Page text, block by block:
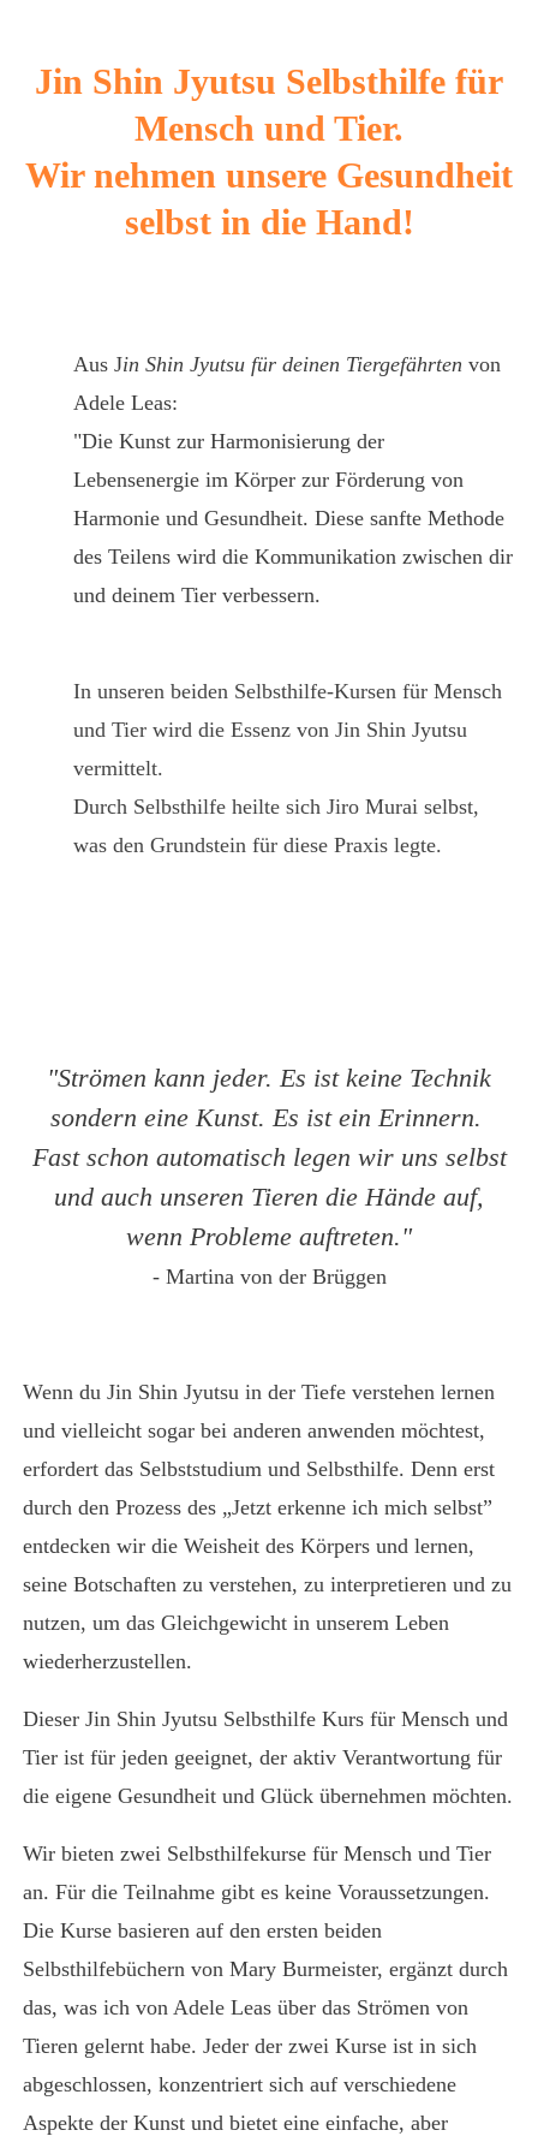
Jin Shin Jyutsu Selbsthilfe für
Mensch und Tier.
Wir nehmen unsere Gesundheit
selbst in die Hand!
Aus Jin Shin Jyutsu für deinen Tiergefährten von
Adele Leas:
"Die Kunst zur Harmonisierung der
Lebensenergie im Körper zur Förderung von
Harmonie und Gesundheit. Diese sanfte Methode
des Teilens wird die Kommunikation zwischen dir
und deinem Tier verbessern.
In unseren beiden Selbsthilfe-Kursen für Mensch
und Tier wird die Essenz von Jin Shin Jyutsu
vermittelt.
Durch Selbsthilfe heilte sich Jiro Murai selbst,
was den Grundstein für diese Praxis legte.
"Strömen kann jeder. Es ist keine Technik
sondern eine Kunst. Es ist ein Erinnern.
Fast schon automatisch legen wir uns selbst
und auch unseren Tieren die Hände auf,
wenn Probleme auftreten."
- Martina von der Brüggen
Wenn du Jin Shin Jyutsu in der Tiefe verstehen lernen
und vielleicht sogar bei anderen anwenden möchtest,
erfordert das Selbststudium und Selbsthilfe. Denn erst
durch den Prozess des „Jetzt erkenne ich mich selbst”
entdecken wir die Weisheit des Körpers und lernen,
seine Botschaften zu verstehen, zu interpretieren und zu
nutzen, um das Gleichgewicht in unserem Leben
wiederherzustellen.
Dieser Jin Shin Jyutsu Selbsthilfe Kurs für Mensch und
Tier ist für jeden geeignet, der aktiv Verantwortung für
die eigene Gesundheit und Glück übernehmen möchten.
Wir bieten zwei Selbsthilfekurse für Mensch und Tier
an. Für die Teilnahme gibt es keine Voraussetzungen.
Die Kurse basieren auf den ersten beiden
Selbsthilfebüchern von Mary Burmeister, ergänzt durch
das, was ich von Adele Leas über das Strömen von
Tieren gelernt habe. Jeder der zwei Kurse ist in sich
abgeschlossen, konzentriert sich auf verschiedene
Aspekte der Kunst und bietet eine einfache, aber